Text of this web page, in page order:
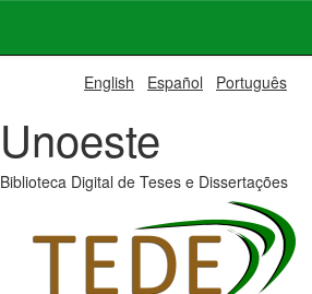
English Español Português
Unoeste
Biblioteca Digital de Teses e Dissertações